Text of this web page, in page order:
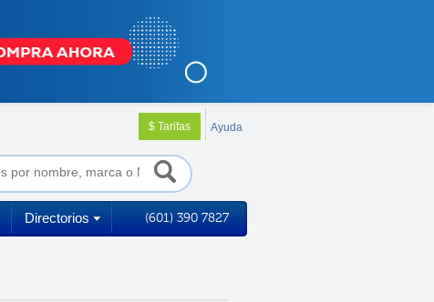
$ Tarifas Ayuda
Directorios (601) 390 7827